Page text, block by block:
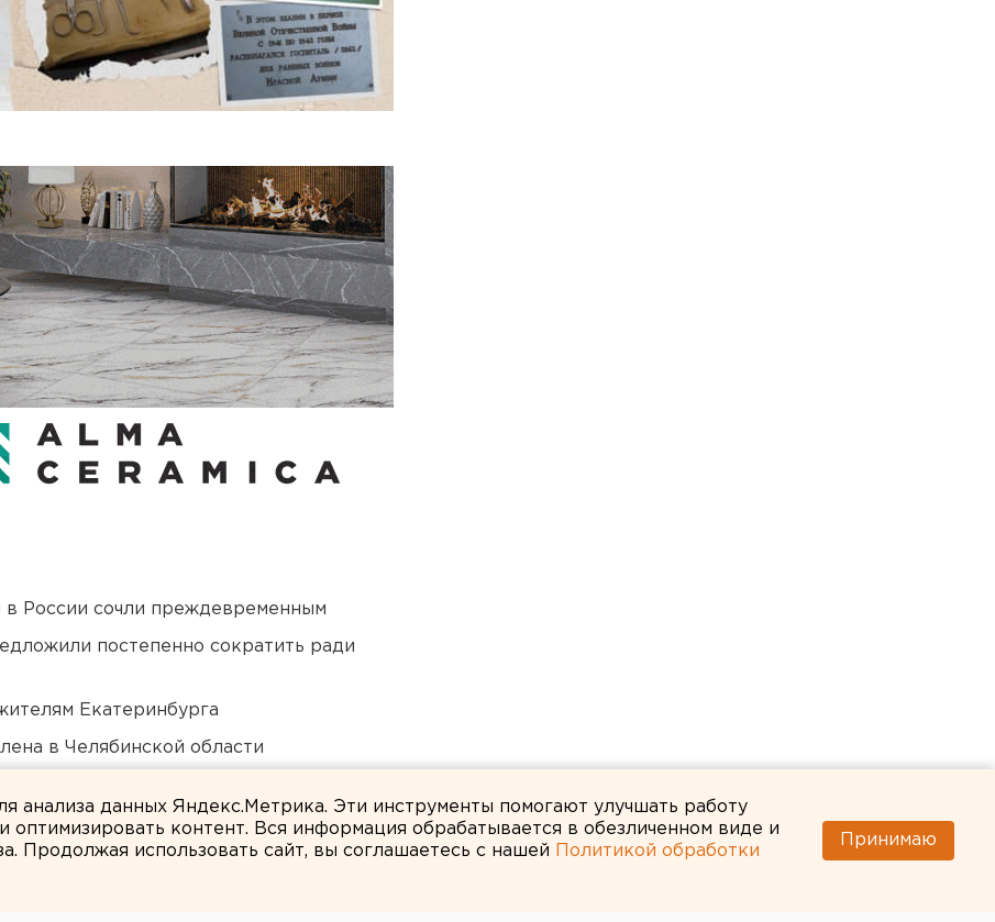
России сочли преждевременным
постепенно сократить ради
Екатеринбурга
в Челябинской области
анализа данных Яндекс.Метрика. Эти инструменты помогают улучшать работу
оптимизировать контент. Вся информация обрабатывается в обезличенном виде и
Продолжая использовать сайт, вы соглашаетесь с нашей
Политикой обработки
Принимаю